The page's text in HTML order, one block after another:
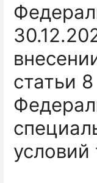
статьи 8
условий